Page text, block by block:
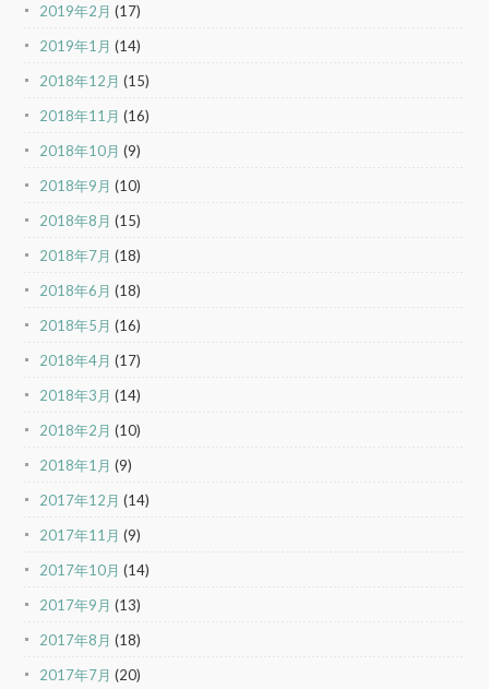
2019年2月 (17)
2019年1月 (14)
2018年12月 (15)
2018年11月 (16)
2018年10月 (9)
2018年9月 (10)
2018年8月 (15)
2018年7月 (18)
2018年6月 (18)
2018年5月 (16)
2018年4月 (17)
2018年3月 (14)
2018年2月 (10)
2018年1月 (9)
2017年12月 (14)
2017年11月 (9)
2017年10月 (14)
2017年9月 (13)
2017年8月 (18)
2017年7月 (20)